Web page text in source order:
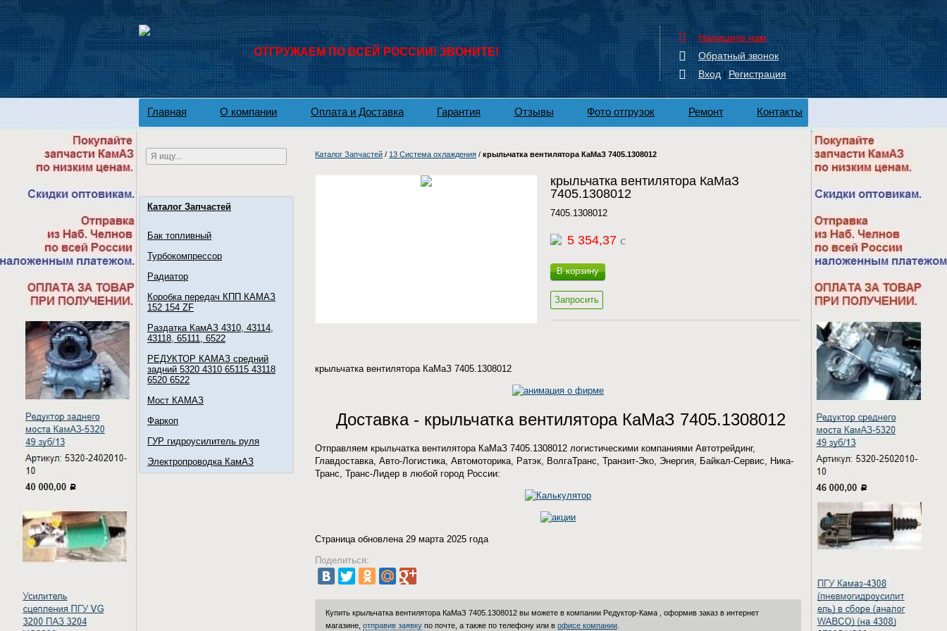
ОТГРУЖАЕМ ПО ВСЕЙ РОССИИ! ЗВОНИТЕ!
Напишите нам
Обратный звонок
Вход | Регистрация
Главная О компании Оплата и Доставка Гарантия Отзывы Фото отгрузок Ремонт Контакты
Каталог Запчастей
Бак топливный
Турбокомпрессор
Радиатор
Коробка передач КПП КАМАЗ
152 154 ZF
Раздатка КамАЗ 4310, 43114,
43118, 65111, 6522
РЕДУКТОР КАМАЗ средний
задний 5320 4310 65115 43118
6520 6522
Мост КАМАЗ
Фаркоп
ГУР гидроусилитель руля
Электропроводка КамАЗ
Каталог Запчастей / 13 Система охлаждения / крыльчатка вентилятора КаМаЗ 7405.1308012
крыльчатка вентилятора КаМаЗ
7405.1308012
7405.1308012
5 354,37 c
В корзину
Запросить
крыльчатка вентилятора КаМаЗ 7405.1308012
Доставка - крыльчатка вентилятора КаМаЗ 7405.1308012
Отправляем крыльчатка вентилятора КаМаЗ 7405.1308012 логистическими компаниями Автотрейдинг,
Главдоставка, Авто-Логистика, Автомоторика, Ратэк, ВолгаТранс, Транзит-Эко, Энергия, Байкал-Сервис, Ника-
Транс, Транс-Лидер в любой город России:
Страница обновлена 29 марта 2025 года
Поделиться:
Купить крыльчатка вентилятора КаМаЗ 7405.1308012 вы можете в компании Редуктор-Кама , оформив заказ в интернет
магазине, отправив заявку по почте, а также по телефону или в офисе компании